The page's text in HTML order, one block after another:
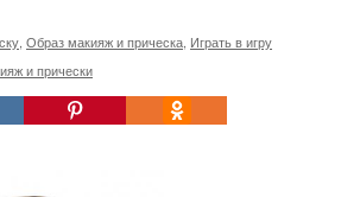
Образ макияж и прическа Играть в игру
и прически